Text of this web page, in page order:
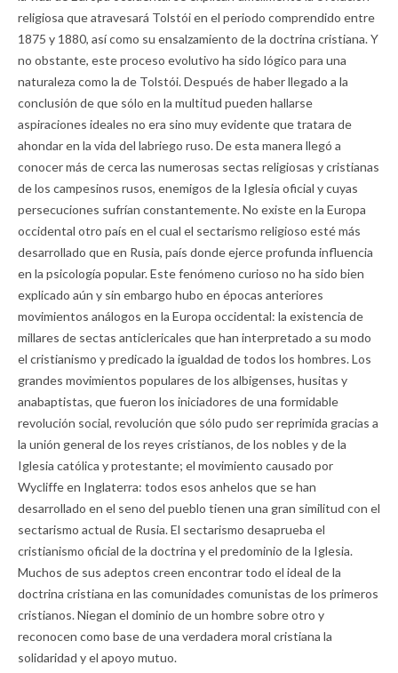
religiosa que atravesará Tolstói en el periodo comprendido entre
1875 y 1880, así como su ensalzamiento de la doctrina cristiana. Y
no obstante, este proceso evolutivo ha sido lógico para una
naturaleza como la de Tolstói. Después de haber llegado a la
conclusión de que sólo en la multitud pueden hallarse
aspiraciones ideales no era sino muy evidente que tratara de
ahondar en la vida del labriego ruso. De esta manera llegó a
conocer más de cerca las numerosas sectas religiosas y cristianas
de los campesinos rusos, enemigos de la Iglesia oficial y cuyas
persecuciones sufrían constantemente. No existe en la Europa
occidental otro país en el cual el sectarismo religioso esté más
desarrollado que en Rusia, país donde ejerce profunda influencia
en la psicología popular. Este fenómeno curioso no ha sido bien
explicado aún y sin embargo hubo en épocas anteriores
movimientos análogos en la Europa occidental: la existencia de
millares de sectas anticlericales que han interpretado a su modo
el cristianismo y predicado la igualdad de todos los hombres. Los
grandes movimientos populares de los albigenses, husitas y
anabaptistas, que fueron los iniciadores de una formidable
revolución social, revolución que sólo pudo ser reprimida gracias a
la unión general de los reyes cristianos, de los nobles y de la
Iglesia católica y protestante; el movimiento causado por
Wycliffe en Inglaterra: todos esos anhelos que se han
desarrollado en el seno del pueblo tienen una gran similitud con el
sectarismo actual de Rusia. El sectarismo desaprueba el
cristianismo oficial de la doctrina y el predominio de la Iglesia.
Muchos de sus adeptos creen encontrar todo el ideal de la
doctrina cristiana en las comunidades comunistas de los primeros
cristianos. Niegan el dominio de un hombre sobre otro y
reconocen como base de una verdadera moral cristiana la
solidaridad y el apoyo mutuo.